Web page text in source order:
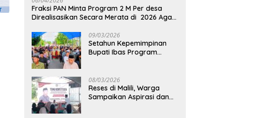
Fraksi PAN Minta Program 2 M Per desa
Direalisasikan Secara Merata di 2026 Agar
09/03/2026
Setahun Kepemimpinan
Bupati Ibas Program
Timur Bertanya!
08/03/2026
Reses di Malili, Warga
Sampaikan Aspirasi dan